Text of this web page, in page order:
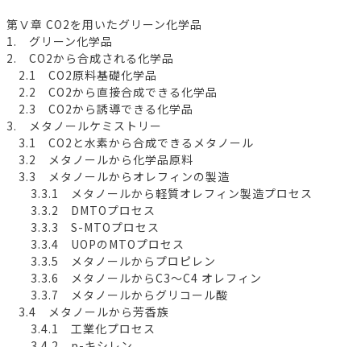
第Ⅴ章 CO2を用いたグリーン化学品
1. グリーン化学品
2. CO2から合成される化学品
2.1 CO2原料基礎化学品
2.2 CO2から直接合成できる化学品
2.3 CO2から誘導できる化学品
3. メタノールケミストリー
3.1 CO2と水素から合成できるメタノール
3.2 メタノールから化学品原料
3.3 メタノールからオレフィンの製造
3.3.1 メタノールから軽質オレフィン製造プロセス
3.3.2 DMTOプロセス
3.3.3 S-MTOプロセス
3.3.4 UOPのMTOプロセス
3.3.5 メタノールからプロピレン
3.3.6 メタノールからC3～C4 オレフィン
3.3.7 メタノールからグリコール酸
3.4 メタノールから芳香族
3.4.1 工業化プロセス